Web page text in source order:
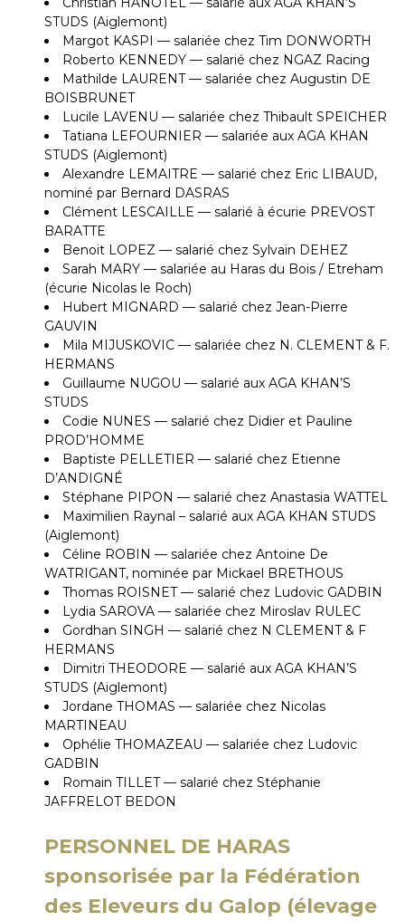
STUDS (Aiglemont)
Margot KASPI — salariée chez Tim DONWORTH
Roberto KENNEDY — salarié chez NGAZ Racing
Mathilde LAURENT — salariée chez Augustin DE
BOISBRUNET
Lucile LAVENU — salariée chez Thibault SPEICHER
Tatiana LEFOURNIER — salariée aux AGA KHAN
STUDS (Aiglemont)
Alexandre LEMAITRE — salarié chez Eric LIBAUD,
nominé par Bernard DASRAS
Clément LESCAILLE — salarié à écurie PREVOST
BARATTE
Benoit LOPEZ — salarié chez Sylvain DEHEZ
Sarah MARY — salariée au Haras du Bois / Etreham
(écurie Nicolas le Roch)
Hubert MIGNARD — salarié chez Jean-Pierre
GAUVIN
Mila MIJUSKOVIC — salariée chez N. CLEMENT & F.
HERMANS
Guillaume NUGOU — salarié aux AGA KHAN’S
STUDS
Codie NUNES — salarié chez Didier et Pauline
PROD’HOMME
Baptiste PELLETIER — salarié chez Etienne
D’ANDIGNÉ
Stéphane PIPON — salarié chez Anastasia WATTEL
Maximilien Raynal – salarié aux AGA KHAN STUDS
(Aiglemont)
Céline ROBIN — salariée chez Antoine De
WATRIGANT, nominée par Mickael BRETHOUS
Thomas ROISNET — salarié chez Ludovic GADBIN
Lydia SAROVA — salariée chez Miroslav RULEC
Gordhan SINGH — salarié chez N CLEMENT & F
HERMANS
Dimitri THEODORE — salarié aux AGA KHAN’S
STUDS (Aiglemont)
Jordane THOMAS — salariée chez Nicolas
MARTINEAU
Ophélie THOMAZEAU — salariée chez Ludovic
GADBIN
Romain TILLET — salarié chez Stéphanie
JAFFRELOT BEDON
PERSONNEL DE HARAS
sponsorisée par la Fédération
des Eleveurs du Galop (élevage